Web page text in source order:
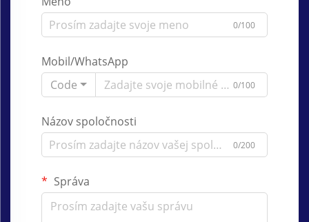
0/100
Mobil/WhatsApp
Code
0/100
Názov spoločnosti
0/200
Správa